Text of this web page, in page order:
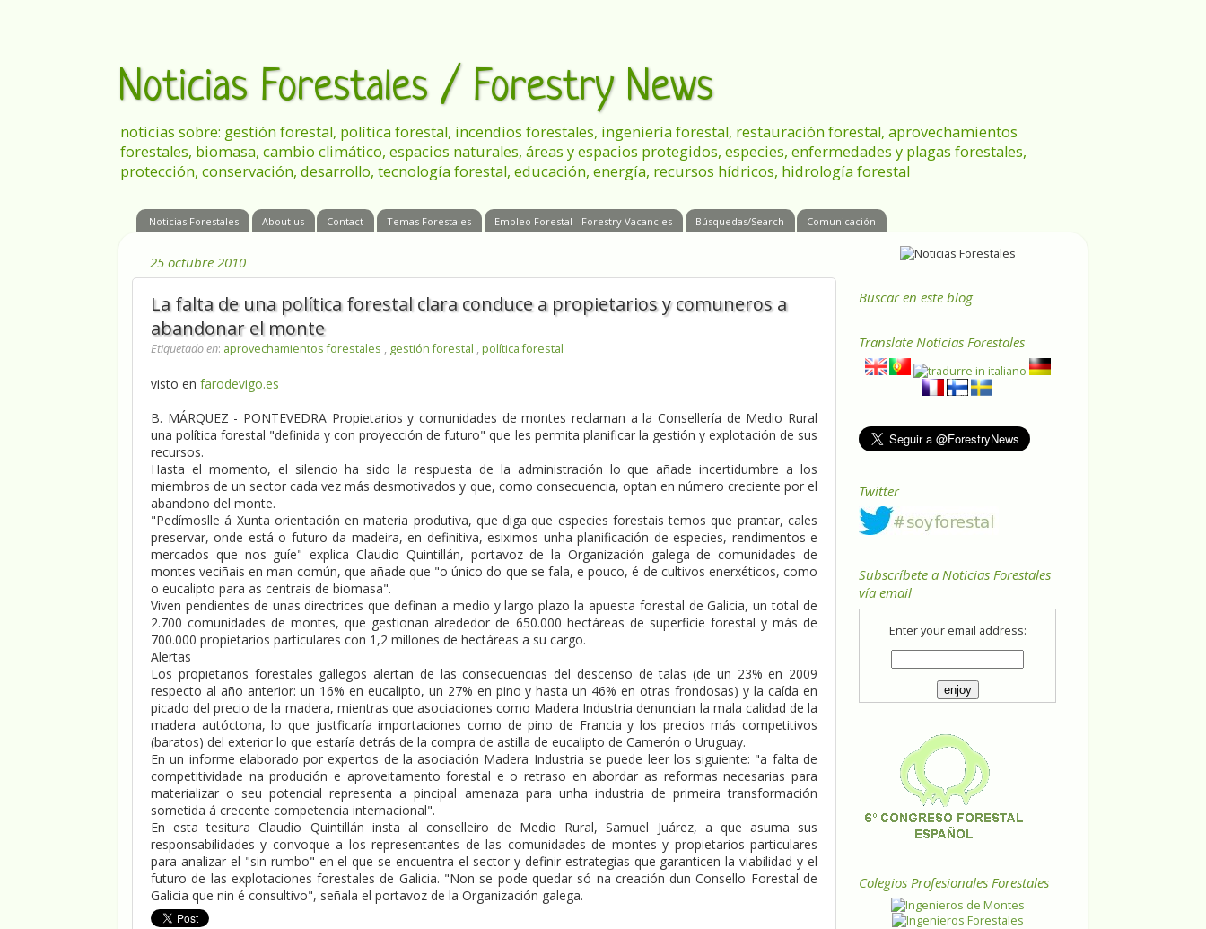
Noticias Forestales / Forestry News
noticias sobre: gestión forestal, política forestal, incendios forestales, ingeniería forestal, restauración forestal, aprovechamientos
forestales, biomasa, cambio climático, espacios naturales, áreas y espacios protegidos, especies, enfermedades y plagas forestales,
protección, conservación, desarrollo, tecnología forestal, educación, energía, recursos hídricos, hidrología forestal
Noticias Forestales About us Contact Temas Forestales Empleo Forestal - Forestry Vacancies Búsquedas/Search Comunicación
25 octubre 2010
La falta de una política forestal clara conduce a propietarios y comuneros a
abandonar el monte
Etiquetado en: aprovechamientos forestales , gestión forestal , política forestal
visto en farodevigo.es
B. MÁRQUEZ - PONTEVEDRA Propietarios y comunidades de montes reclaman a la Consellería de Medio Rural
una política forestal "definida y con proyección de futuro" que les permita planificar la gestión y explotación de sus
recursos.
Hasta el momento, el silencio ha sido la respuesta de la administración lo que añade incertidumbre a los
miembros de un sector cada vez más desmotivados y que, como consecuencia, optan en número creciente por el
abandono del monte.
"Pedímoslle á Xunta orientación en materia produtiva, que diga que especies forestais temos que prantar, cales
preservar, onde está o futuro da madeira, en definitiva, esiximos unha planificación de especies, rendimentos e
mercados que nos guíe" explica Claudio Quintillán, portavoz de la Organización galega de comunidades de
montes veciñais en man común, que añade que "o único do que se fala, e pouco, é de cultivos enerxéticos, como
o eucalipto para as centrais de biomasa".
Viven pendientes de unas directrices que definan a medio y largo plazo la apuesta forestal de Galicia, un total de
2.700 comunidades de montes, que gestionan alrededor de 650.000 hectáreas de superficie forestal y más de
700.000 propietarios particulares con 1,2 millones de hectáreas a su cargo.
Alertas
Los propietarios forestales gallegos alertan de las consecuencias del descenso de talas (de un 23% en 2009
respecto al año anterior: un 16% en eucalipto, un 27% en pino y hasta un 46% en otras frondosas) y la caída en
picado del precio de la madera, mientras que asociaciones como Madera Industria denuncian la mala calidad de la
madera autóctona, lo que justficaría importaciones como de pino de Francia y los precios más competitivos
(baratos) del exterior lo que estaría detrás de la compra de astilla de eucalipto de Camerón o Uruguay.
En un informe elaborado por expertos de la asociación Madera Industria se puede leer los siguiente: "a falta de
competitividade na produción e aproveitamento forestal e o retraso en abordar as reformas necesarias para
materializar o seu potencial representa a pincipal amenaza para unha industria de primeira transformación
sometida á crecente competencia internacional".
En esta tesitura Claudio Quintillán insta al conselleiro de Medio Rural, Samuel Juárez, a que asuma sus
responsabilidades y convoque a los representantes de las comunidades de montes y propietarios particulares
para analizar el "sin rumbo" en el que se encuentra el sector y definir estrategias que garanticen la viabilidad y el
futuro de las explotaciones forestales de Galicia. "Non se pode quedar só na creación dun Consello Forestal de
Galicia que nin é consultivo", señala el portavoz de la Organización galega.
Buscar en este blog
Translate Noticias Forestales
Twitter
Subscríbete a Noticias Forestales
vía email
Enter your email address:
Colegios Profesionales Forestales